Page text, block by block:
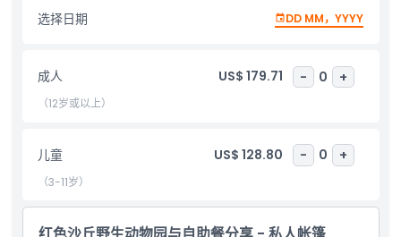
包含项
排除项
需要了解的事项
选择日期 DD MM，YYYY
成人 US$ 179.71 - 0 +
（12岁或以上）
儿童 US$ 128.80 - 0 +
（3-11岁）